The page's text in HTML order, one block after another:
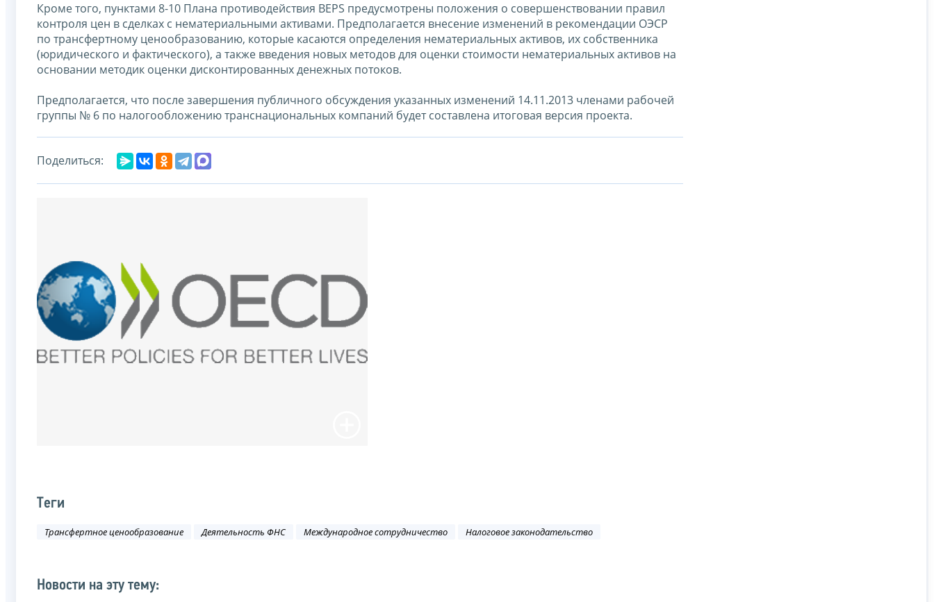
Кроме того, пунктами 8-10 Плана противодействия BEPS предусмотрены положения о совершенствовании правил
контроля цен в сделках с нематериальными активами. Предполагается внесение изменений в рекомендации ОЭСР
по трансфертному ценообразованию, которые касаются определения нематериальных активов, их собственника
(юридического и фактического), а также введения новых методов для оценки стоимости нематериальных активов на
основании методик оценки дисконтированных денежных потоков.
Предполагается, что после завершения публичного обсуждения указанных изменений 14.11.2013 членами рабочей
группы № 6 по налогообложению транснациональных компаний будет составлена итоговая версия проекта.
Поделиться:
Теги
Трансфертное ценообразование Деятельность ФНС Международное сотрудничество Налоговое законодательство
Новости на эту тему: